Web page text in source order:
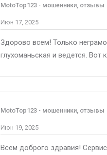
MotoTop123 - мошенники, отзывы
Июн 17, 2025
Здорово всем! Только
глухоманьская и ведется.
MotoTop123 - мошенники, отзывы
Июн 19, 2025
Всем доброго здравия!